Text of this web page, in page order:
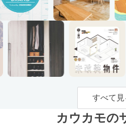
すべて見
カウカモの